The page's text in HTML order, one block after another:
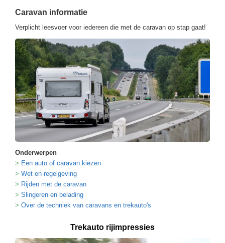
Caravan informatie
Verplicht leesvoer voor iedereen die met de caravan op stap gaat!
Onderwerpen
Een auto of caravan kiezen
Wet en regelgeving
Rijden met de caravan
Slingeren en belading
Over de techniek van caravans en trekauto's
Trekauto rijimpressies